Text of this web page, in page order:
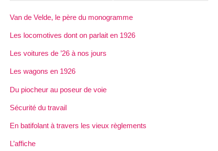
Van de Velde, le père du monogramme
Les locomotives dont on parlait en 1926
Les voitures de ’26 à nos jours
Les wagons en 1926
Du piocheur au poseur de voie
Sécurité du travail
En batifolant à travers les vieux règlements
L’affiche